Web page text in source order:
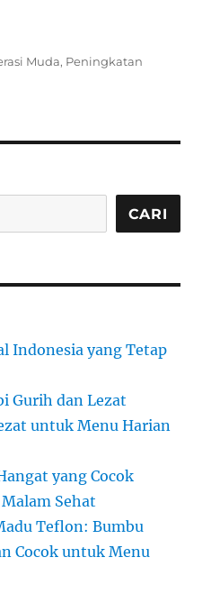
Muda, Peningkatan
CARI
Indonesia yang Tetap
Gurih dan Lezat
untuk Menu Harian
yang Cocok
Sehat
Teflon: Bumbu
Cocok untuk Menu